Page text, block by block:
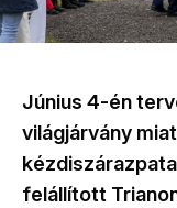
Június 4-én
világjárvány
felállított